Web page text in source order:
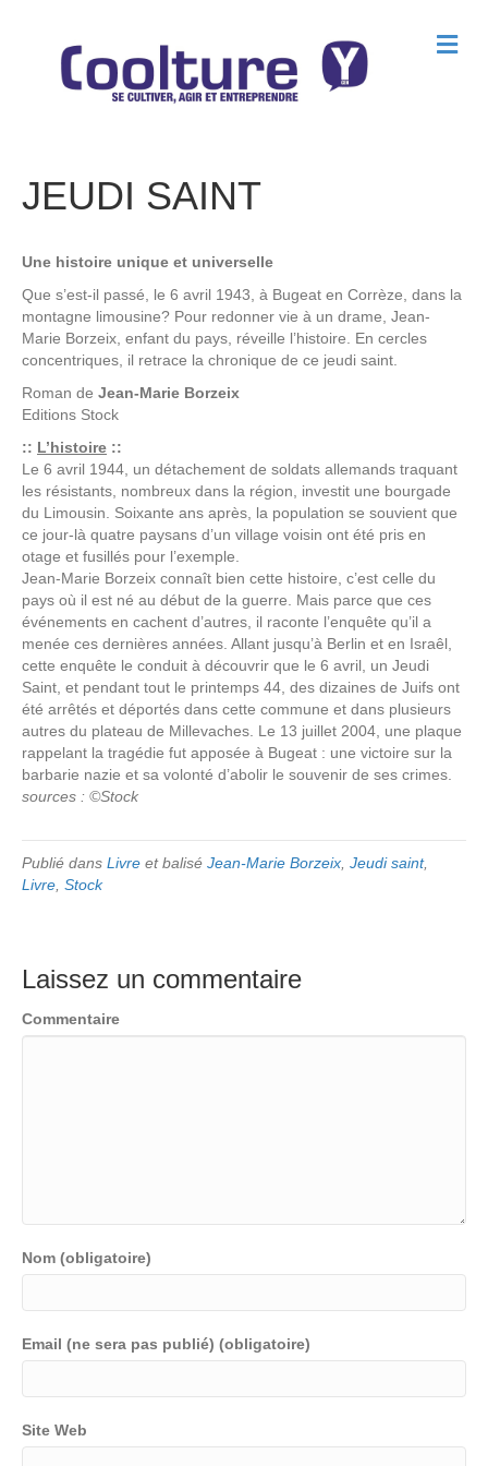
M
e
JEUDI SAINT
Une histoire unique et universelle
Que s’est-il passé, le 6 avril 1943, à Bugeat en Corrèze, dans la
montagne limousine? Pour redonner vie à un drame, Jean-
Marie Borzeix, enfant du pays, réveille l’histoire. En cercles
concentriques, il retrace la chronique de ce jeudi saint.
Roman de Jean-Marie Borzeix
Editions Stock
:: L’histoire ::
Le 6 avril 1944, un détachement de soldats allemands traquant
les résistants, nombreux dans la région, investit une bourgade
du Limousin. Soixante ans après, la population se souvient que
ce jour-là quatre paysans d’un village voisin ont été pris en
otage et fusillés pour l’exemple.
Jean-Marie Borzeix connaît bien cette histoire, c’est celle du
pays où il est né au début de la guerre. Mais parce que ces
événements en cachent d’autres, il raconte l’enquête qu’il a
menée ces dernières années. Allant jusqu’à Berlin et en Israêl,
cette enquête le conduit à découvrir que le 6 avril, un Jeudi
Saint, et pendant tout le printemps 44, des dizaines de Juifs ont
été arrêtés et déportés dans cette commune et dans plusieurs
autres du plateau de Millevaches. Le 13 juillet 2004, une plaque
rappelant la tragédie fut apposée à Bugeat : une victoire sur la
barbarie nazie et sa volonté d’abolir le souvenir de ses crimes.
sources : ©Stock
Publié dans Livre et balisé Jean-Marie Borzeix Jeudi saint,
Livre Stock
Laissez un commentaire
Commentaire
Nom (obligatoire)
Email (ne sera pas publié) (obligatoire)
Site Web